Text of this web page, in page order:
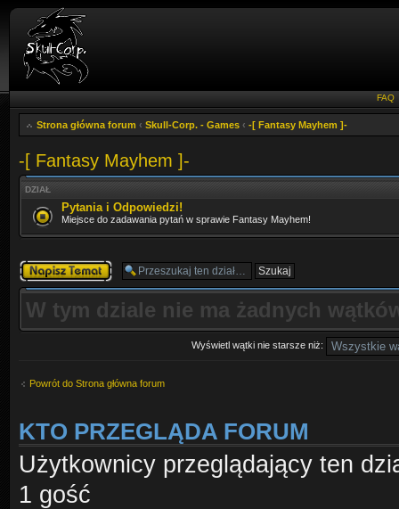
FAQ
Strona główna forum ‹ Skull-Corp. - Games ‹ -[ Fantasy Mayhem ]-
-[ Fantasy Mayhem ]-
DZIAŁ
Pytania i Odpowiedzi!
Miejsce do zadawania pytań w sprawie Fantasy Mayhem!
Napisz wątek
W tym dziale nie ma żadnych
Wyświetl wątki nie starsze niż:
Powrót do Strona główna forum
KTO PRZEGLĄDA FORUM
Użytkownicy przeglądający ten
1 gość